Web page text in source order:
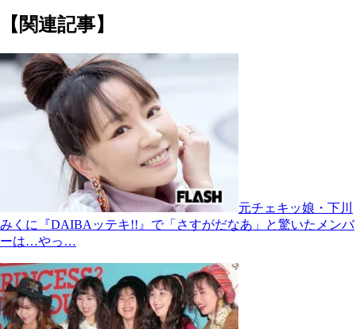
【関連記事】
元チェキッ娘・下川
みくに『DAIBAッテキ!!』で「さすがだなあ」と驚いたメンバ
ーは…やっ…